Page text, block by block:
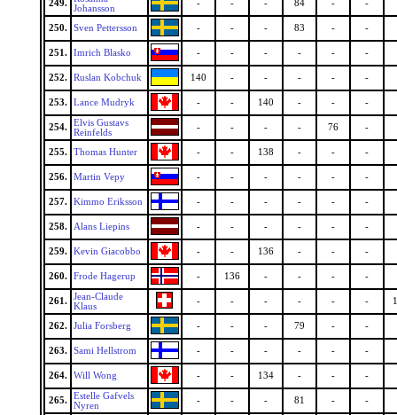
249.
Johansson
- - - 84 - -
250. Sven Pettersson - - - 83 - -
251. Imrich Blasko - - - - - -
252. Ruslan Kobchuk 140 - - - - -
253. Lance Mudryk - - 140 - - -
254.
Elvis Gustavs
Reinfelds
- - - - 76 -
255. Thomas Hunter - - 138 - - -
256. Martin Vepy - - - - - -
257. Kimmo Eriksson - - - - - -
258. Alans Liepins - - - - - -
259. Kevin Giacobbo - - 136 - - -
260. Frode Hagerup - 136 - - - -
261.
Jean-Claude
Klaus
- - - - - -
262. Julia Forsberg - - - 79 - -
263. Sami Hellstrom - - - - - -
264. Will Wong - - 134 - - -
265.
Estelle Gafvels
Nyren
- - - 81 - -